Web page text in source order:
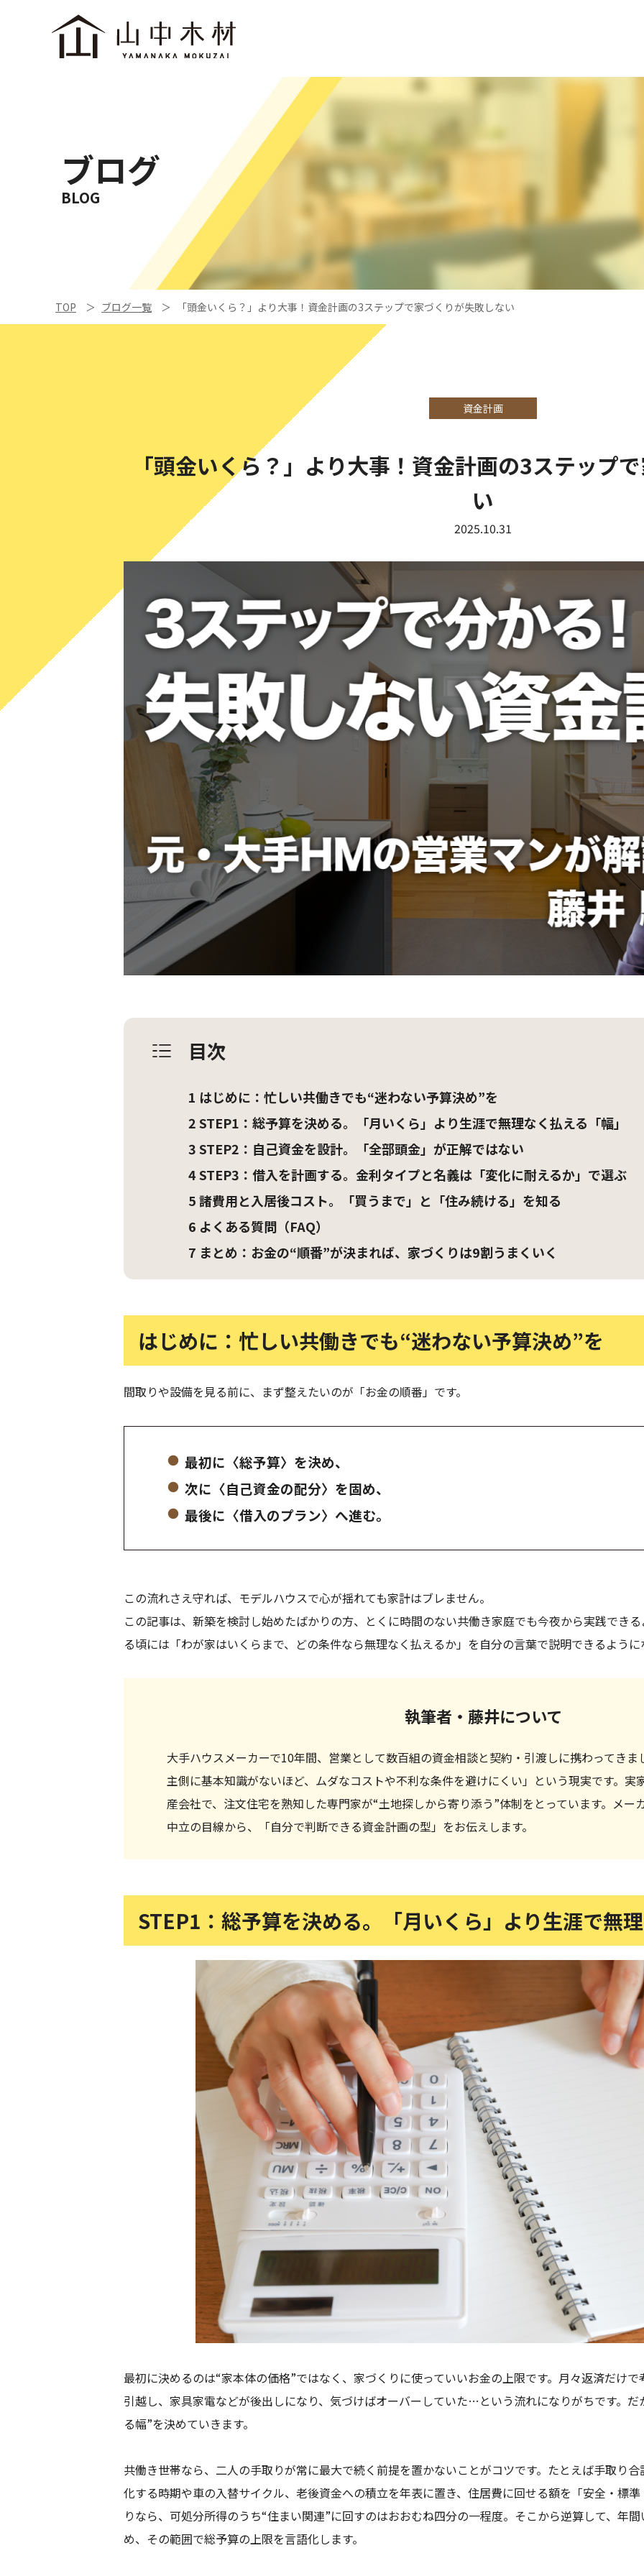
ブログ
BLOG
TOP ブログ一覧 「頭金いくら？」より大事！資金計画の3ステップで家づくりが失敗しない
資金計画
「頭金いくら？」より大事！資金計画の3ステップ
い
2025.10.31
目次
1 はじめに：忙しい共働きでも“迷わない予算決め”を
2STEP1：総予算を決める。「月いくら」より生涯で無理なく払える「幅」
3STEP2：自己資金を設計。「全部頭金」が正解ではない
4STEP3：借入を計画する。金利タイプと名義は「変化に耐えるか」で選ぶ
5諸費用と入居後コスト。「買うまで」と「住み続ける」を知る
6 よくある質問（FAQ）
7 まとめ：お金の“順番”が決まれば、家づくりは9割うまくいく
はじめに：忙しい共働きでも“迷わない予算決め”を
間取りや設備を見る前に、まず整えたいのが「お金の順番」です。
最初に〈総予算〉を決め、
次に〈自己資金の配分〉を固め、
最後に〈借入のプラン〉へ進む。
この流れさえ守れば、モデルハウスで心が揺れても家計はブレません。
この記事は、新築を検討し始めたばかりの方、とくに時間のない共働き家庭でも今夜から実践でき
る頃には「わが家はいくらまで、どの条件なら無理なく払えるか」を自分の言葉で説明できるよう
執筆者・藤井について
大手ハウスメーカーで10年間、営業として数百組の資金相談と契約・引渡しに携わってき
主側に基本知識がないほど、ムダなコストや不利な条件を避けにくい」という現実です。実
産会社で、注文住宅を熟知した専門家が“土地探しから寄り添う”体制をとっています。メー
中立の目線から、「自分で判断できる資金計画の型」をお伝えします。
STEP1：総予算を決める。「月いくら」より生涯で無
最初に決めるのは“家本体の価格”ではなく、家づくりに使っていいお金の上限です。月々返済だけ
引越し、家具家電などが後出しになり、気づけばオーバーしていた…という流れになりがちです。
る幅”を決めていきます。
共働き世帯なら、二人の手取りが常に最大で続く前提を置かないことがコツです。たとえば手取り
化する時期や車の入替サイクル、老後資金への積立を年表に置き、住居費に回せる額を「安全・標
りなら、可処分所得のうち“住まい関連”に回すのはおおむね四分の一程度。そこから逆算して、年
め、その範囲で総予算の上限を言語化します。